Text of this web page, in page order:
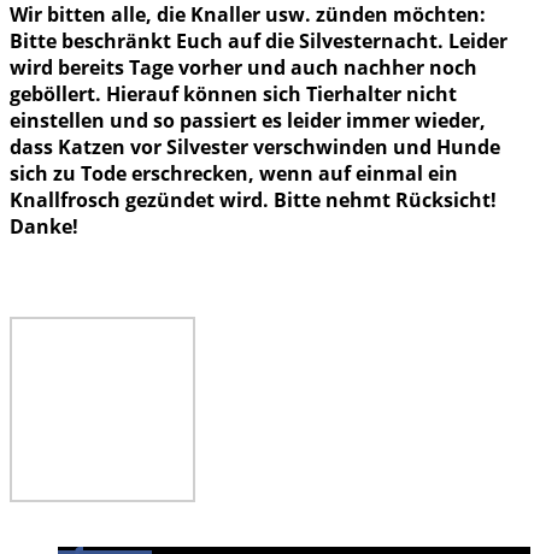
Wir bitten alle, die Knaller usw. zünden möchten:
Bitte beschränkt Euch auf die Silvesternacht. Leider
wird bereits Tage vorher und auch nachher noch
geböllert. Hierauf können sich Tierhalter nicht
einstellen und so passiert es leider immer wieder,
dass Katzen vor Silvester verschwinden und Hunde
sich zu Tode erschrecken, wenn auf einmal ein
Knallfrosch gezündet wird. Bitte nehmt Rücksicht!
Danke!